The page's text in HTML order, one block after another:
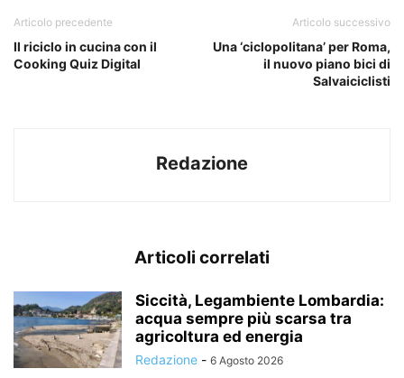
Articolo precedente
Il riciclo in cucina con il
Cooking Quiz Digital
Articolo successivo
Una ‘ciclopolitana’ per Roma,
il nuovo piano bici di
Salvaiciclisti
Redazione
Articoli correlati
Siccità, Legambiente Lombardia:
acqua sempre più scarsa tra
agricoltura ed energia
Redazione - 6 Agosto 2026